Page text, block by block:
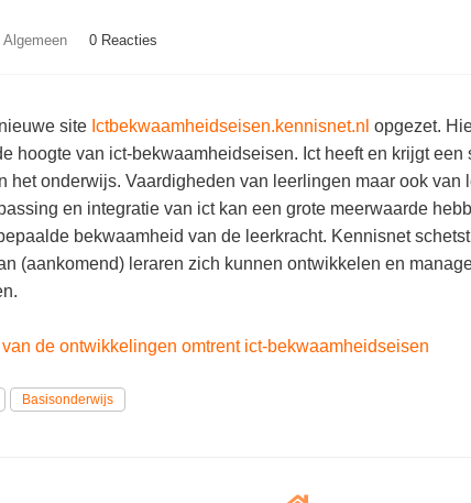
Algemeen 0 Reacties
site Ictbekwaamheidseisen.kennisnet.nl opgezet.
hoogte van ict-bekwaamheidseisen. Ict heeft en krijgt een
het onderwijs. Vaardigheden van leerlingen maar ook van
en integratie van ict kan een grote meerwaarde
bekwaamheid van de leerkracht. Kennisnet
(aankomend) leraren zich kunnen ontwikkelen en
de ontwikkelingen omtrent ict-bekwaamheidseisen
Basisonderwijs